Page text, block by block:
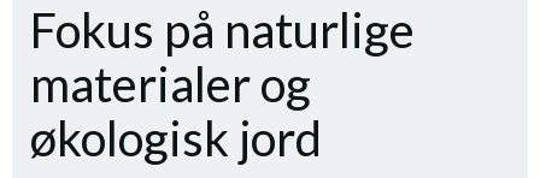
Fokus på naturlige
materialer og
økologisk jord